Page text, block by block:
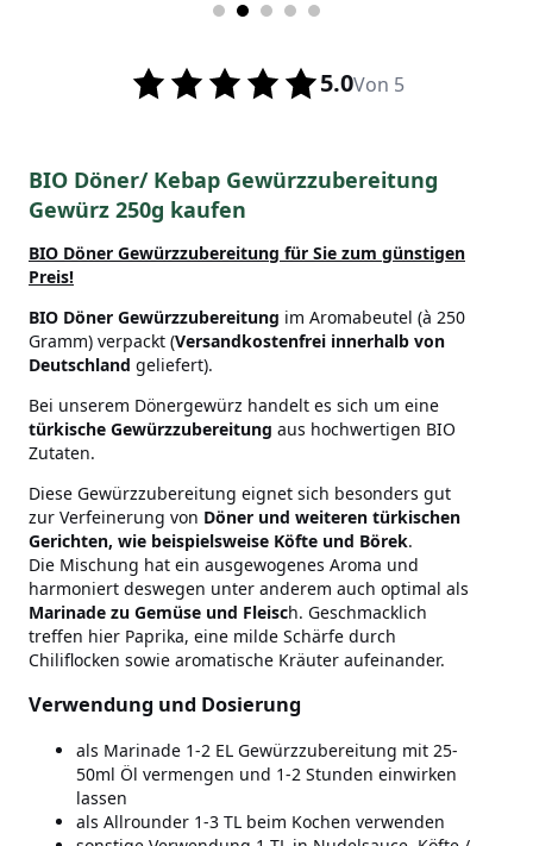
5.0Von 5
BIO Döner/ Kebap Gewürzzubereitung
Gewürz 250g kaufen
BIO Döner Gewürzzubereitung für Sie zum günstigen
Preis!
BIO Döner Gewürzzubereitung im Aromabeutel (à 250
Gramm) verpackt (Versandkostenfrei innerhalb von
Deutschland geliefert).
Bei unserem Dönergewürz handelt es sich um eine
türkische Gewürzzubereitung aus hochwertigen BIO
Zutaten.
Diese Gewürzzubereitung eignet sich besonders gut
zur Verfeinerung von Döner und weiteren türkischen
Gerichten, wie beispielsweise Köfte und Börek.
Die Mischung hat ein ausgewogenes Aroma und
harmoniert deswegen unter anderem auch optimal als
Marinade zu Gemüse und Fleisch. Geschmacklich
treffen hier Paprika, eine milde Schärfe durch
Chiliflocken sowie aromatische Kräuter aufeinander.
Verwendung und Dosierung
als Marinade 1-2 EL Gewürzzubereitung mit 25-
50ml Öl vermengen und 1-2 Stunden einwirken
lassen
als Allrounder 1-3 TL beim Kochen verwenden